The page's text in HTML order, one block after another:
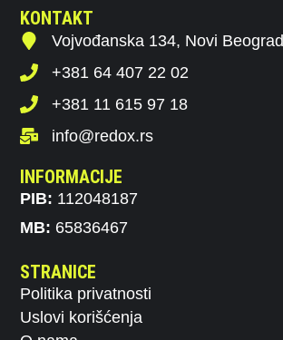
INFORMACIJE
PIB: 112048187
MB: 65836467
STRANICE
Politika privatnosti
Uslovi korišćenja
KONTAKT
Vojvođanska 134, Novi Beograd
+381 64 407 22 02
+381 11 615 97 18
info@redox.rs